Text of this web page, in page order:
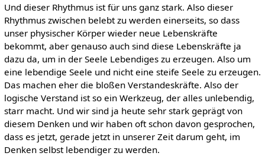
Und dieser Rhythmus ist für uns ganz stark. Also dieser
Rhythmus zwischen belebt zu werden einerseits, so dass
unser physischer Körper wieder neue Lebenskräfte
bekommt, aber genauso auch sind diese Lebenskräfte ja
dazu da, um in der Seele Lebendiges zu erzeugen. Also um
eine lebendige Seele und nicht eine steife Seele zu erzeugen.
Das machen eher die bloßen Verstandeskräfte. Also der
logische Verstand ist so ein Werkzeug, der alles unlebendig,
starr macht. Und wir sind ja heute sehr stark geprägt von
diesem Denken und wir haben oft schon davon gesprochen,
dass es jetzt, gerade jetzt in unserer Zeit darum geht, im
Denken selbst lebendiger zu werden.